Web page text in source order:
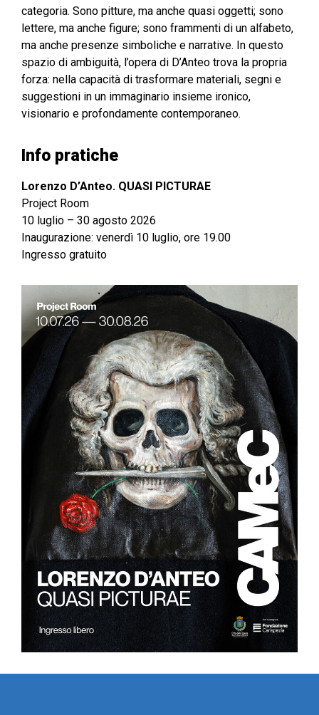
categoria. Sono pitture, ma anche quasi oggetti; sono
lettere, ma anche figure; sono frammenti di un alfabeto,
ma anche presenze simboliche e narrative. In questo
spazio di ambiguità, l’opera di D’Anteo trova la propria
forza: nella capacità di trasformare materiali, segni e
suggestioni in un immaginario insieme ironico,
visionario e profondamente contemporaneo.
Info pratiche
Lorenzo D’Anteo. QUASI PICTURAE
Project Room
10 luglio – 30 agosto 2026
Inaugurazione: venerdì 10 luglio, ore 19.00
Ingresso gratuito